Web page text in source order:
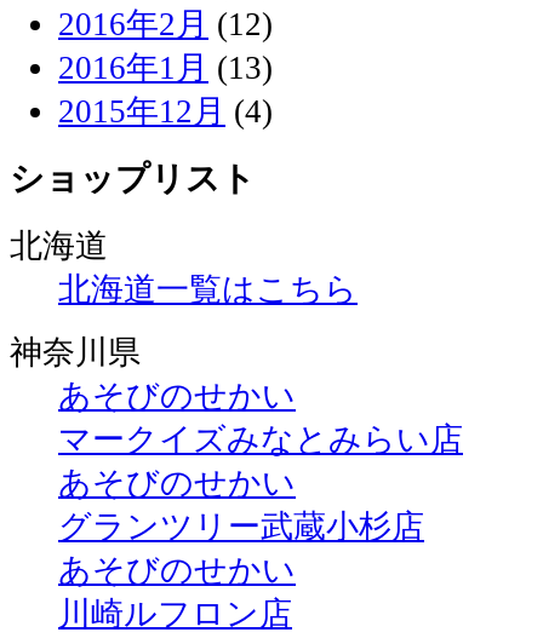
2016年2月 (12)
2016年1月 (13)
2015年12月 (4)
ショップリスト
北海道
北海道一覧はこちら
神奈川県
あそびのせかい
マークイズみなとみらい店
あそびのせかい
グランツリー武蔵小杉店
あそびのせかい
川崎ルフロン店